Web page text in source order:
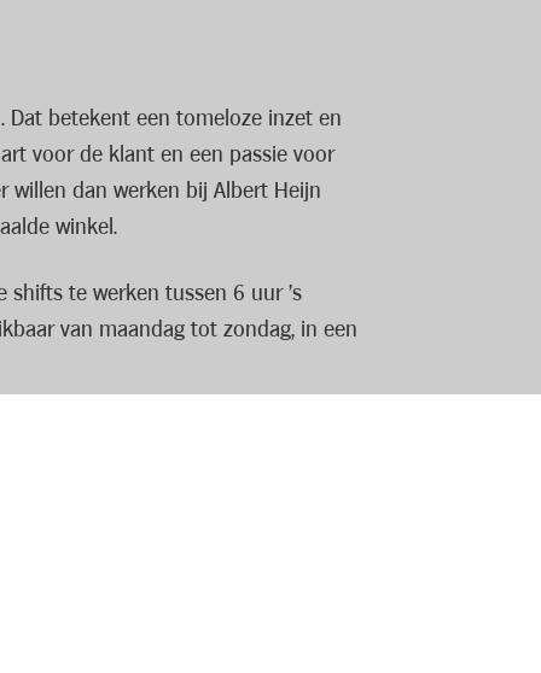
Dat betekent een tomeloze inzet en
voor de klant en een passie voor
willen dan werken bij Albert Heijn
winkel.
shifts te werken tussen 6 uur ’s
van maandag tot zondag, in een